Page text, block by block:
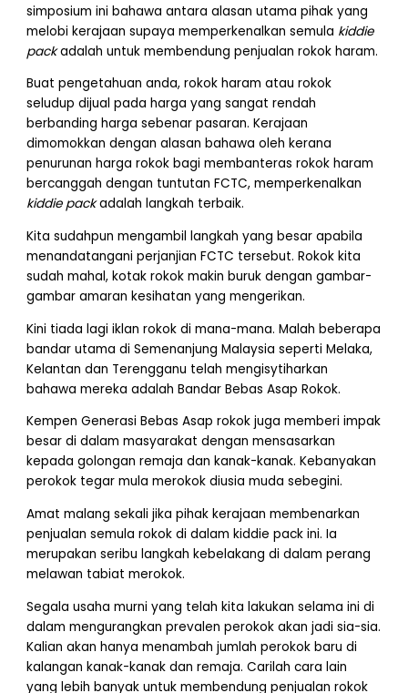
simposium ini bahawa antara alasan utama pihak yang
melobi kerajaan supaya memperkenalkan semula kiddie
packadalah untuk membendung penjualan rokok haram.
Buat pengetahuan anda, rokok haram atau rokok
seludup dijual pada harga yang sangat rendah
berbanding harga sebenar pasaran. Kerajaan
dimomokkan dengan alasan bahawa oleh kerana
penurunan harga rokok bagi membanteras rokok haram
bercanggah dengan tuntutan FCTC, memperkenalkan
kiddie packadalah langkah terbaik.
Kita sudahpun mengambil langkah yang besar apabila
menandatangani perjanjian FCTC tersebut. Rokok kita
sudah mahal, kotak rokok makin buruk dengan gambar-
gambar amaran kesihatan yang mengerikan.
Kini tiada lagi iklan rokok di mana-mana. Malah beberapa
bandar utama di Semenanjung Malaysia seperti Melaka,
Kelantan dan Terengganu telah mengisytiharkan
bahawa mereka adalah Bandar Bebas Asap Rokok.
Kempen Generasi Bebas Asap rokok juga memberi impak
besar di dalam masyarakat dengan mensasarkan
kepada golongan remaja dan kanak-kanak. Kebanyakan
perokok tegar mula merokok diusia muda sebegini.
Amat malang sekali jika pihak kerajaan membenarkan
penjualan semula rokok di dalam kiddie pack ini. Ia
merupakan seribu langkah kebelakang di dalam perang
melawan tabiat merokok.
Segala usaha murni yang telah kita lakukan selama ini di
dalam mengurangkan prevalen perokok akan jadi sia-sia.
Kalian akan hanya menambah jumlah perokok baru di
kalangan kanak-kanak dan remaja. Carilah cara lain
yang lebih banyak untuk membendung penjualan rokok